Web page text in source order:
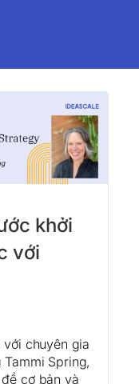
khởi
với
chuyên gia
Spring,
cơ bản và